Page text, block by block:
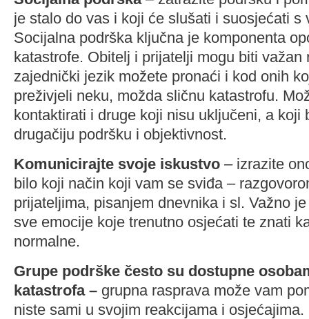
je stalo do vas i koji će slušati i suosjećati s
Socijalna podrška ključna je komponenta
katastrofe. Obitelj i prijatelji mogu biti važan
zajednički jezik možete pronaći i kod onih
preživjeli neku, možda sličnu katastrofu.
kontaktirati i druge koji nisu uključeni, a koji
drugačiju podršku i objektivnost.
Komunicirajte svoje iskustvo – izrazite
bilo koji način koji vam se sviđa –
prijateljima, pisanjem dnevnika i sl. Važno
sve emocije koje trenutno osjećati te znati
normalne.
Grupe podrške često su dostupne
katastrofa – grupna rasprava može vam
niste sami u svojim reakcijama i